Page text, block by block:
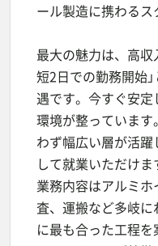
ール製造に携わるス
最大の魅力は、高収
短2日での勤務開始
遇です。今すぐ安
環境が整っていま
わず幅広い層が活
して就業いただけま
業務内容はアルミ
査、運搬など多岐
に最も合った工程